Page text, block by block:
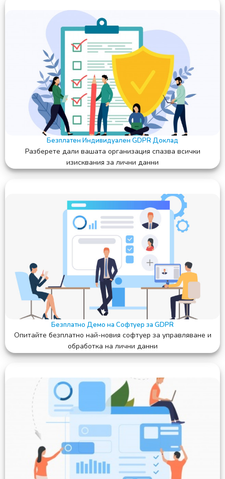
Безплатен Индивидуален GDPR Доклад
Разберете дали вашата организация спазва всички
изисквания за лични данни
Безплатно Демо на Софтуер за GDPR
Опитайте безплатно най-новия софтуер за управляване и
обработка на лични данни